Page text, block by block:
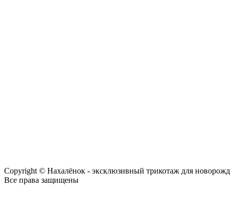
Copyright © Нахалёнок - эксклюзивный трикотаж для
Все права защищены